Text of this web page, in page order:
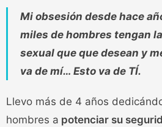
Mi obsesión desde hace
miles de hombres tengan
sexual que que desean y
va de mí… Esto va de TÍ.
Llevo más de 4 años
hombres a potenciar su